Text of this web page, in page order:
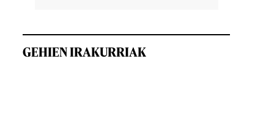
GEHIEN IRAKURRIAK